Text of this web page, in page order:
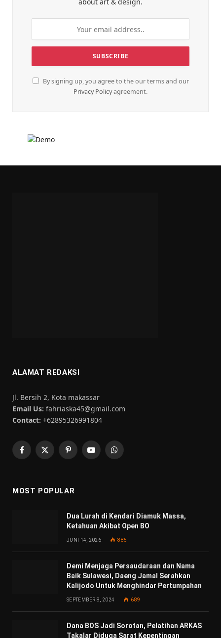
By signing up, you agree to the our terms and our
Privacy Policyagreement.
ALAMAT REDAKSI
Jl. Bersih 2, Kota makassar
Email Us: fahriaska45@gmail.com
Contact: +62895326991804
Facebook
X
PinterestYouTubeWhatsApp
MOST POPULAR
Dua Lurah di Kendari Diamuk Massa,
Ketahuan Akibat Open BO
JUNI 14, 2026 885
Demi Menjaga Persaudaraan dan Nama
Baik Sulawesi, Daeng Jamal Serahkan
Kalijodo Untuk Menghindar Pertumpahan
SEPTEMBER 8, 2024 689
Dana BOS Jadi Sorotan, Pelatihan ARKAS
Takalar Diduga Sarat Kepentingan